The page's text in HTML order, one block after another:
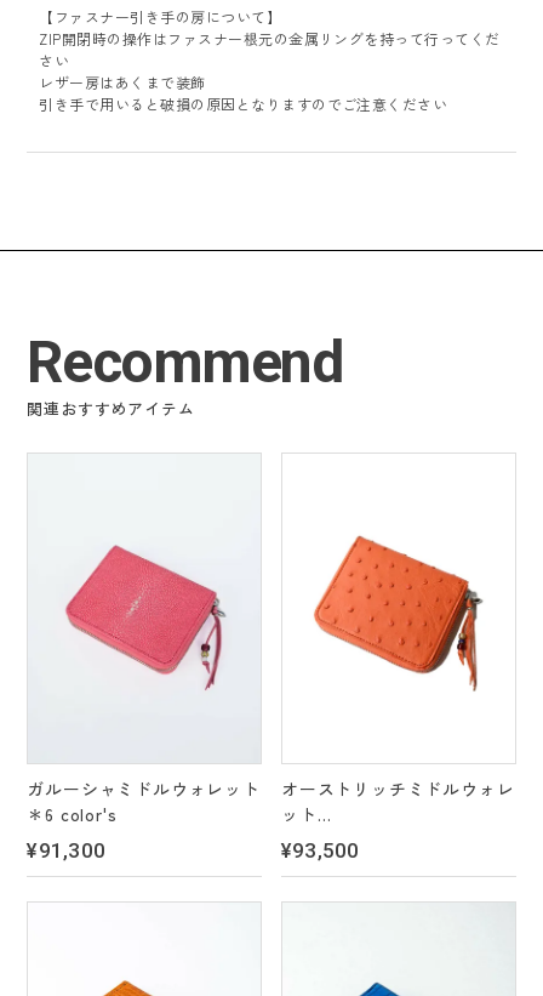
【ファスナー引き手の房について】
ZIP開閉時の操作はファスナー根元の金属リングを持って行ってくだ
さい
レザー房はあくまで装飾
引き手で用いると破損の原因となりますのでご注意ください
Recommend
関連おすすめアイテム
ガルーシャミドルウォレット
＊6 color's
¥91,300
オーストリッチミドルウォレ
ット
＊2 color's
¥93,500